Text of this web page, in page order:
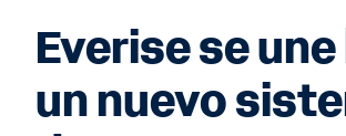
Everise se
un nuevo